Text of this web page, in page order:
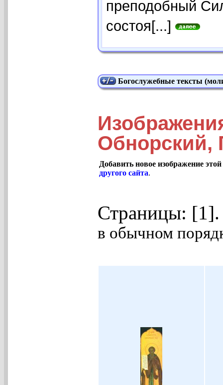
преподобный
состоя[...]
Богослужебные тексты
Обнорский,
Добавить новое изображение
другого сайта.
Страницы:
в обычном